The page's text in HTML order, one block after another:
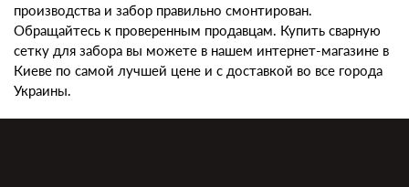
производства и забор правильно смонтирован.
Обращайтесь к проверенным продавцам. Купить сварную
сетку для забора вы можете в нашем интернет-магазине в
Киеве по самой лучшей цене и с доставкой во все города
Украины.